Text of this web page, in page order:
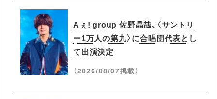
Aぇ! group 佐野晶哉、〈サントリ
ー1万人の第九〉に合唱団代表とし
て出演決定
（2026/08/07掲載）